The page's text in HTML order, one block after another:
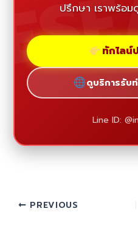
ปรึกษา เราพร้อ
ทักไลน์
ดูบริการรับ
Line ID:
PREVIOUS